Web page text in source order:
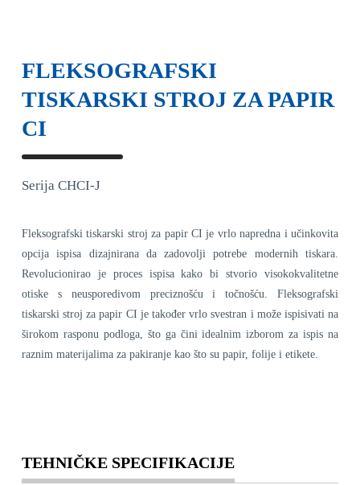
FLEKSOGRAFSKI
TISKARSKI STROJ ZA PAPIR
CI
Serija CHCI-J
Fleksografski tiskarski stroj za papir CI je vrlo napredna i učinkovita
opcija ispisa dizajnirana da zadovolji potrebe modernih tiskara.
Revolucionirao je proces ispisa kako bi stvorio visokokvalitetne
otiske s neusporedivom preciznošću i točnošću. Fleksografski
tiskarski stroj za papir CI je također vrlo svestran i može ispisivati ​​na
širokom rasponu podloga, što ga čini idealnim izborom za ispis na
raznim materijalima za pakiranje kao što su papir, folije i etikete.
TEHNIČKE SPECIFIKACIJE